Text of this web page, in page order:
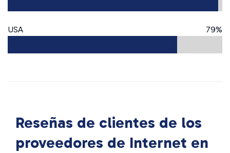
USA 79%
Reseñas de clientes de los
proveedores de Internet en